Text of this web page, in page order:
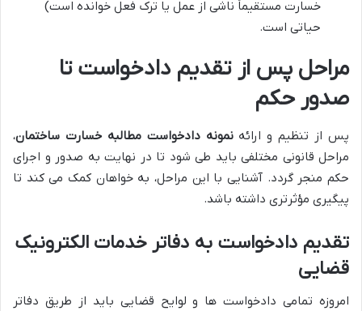
خسارت مستقیماً ناشی از عمل یا ترک فعل خوانده است)
حیاتی است.
مراحل پس از تقدیم دادخواست تا
صدور حکم
پس از تنظیم و ارائهنمونه دادخواست مطالبه خسارت ساختمان،
مراحل قانونی مختلفی باید طی شود تا در نهایت به صدور و اجرای
حکم منجر گردد. آشنایی با این مراحل، به خواهان کمک می کند تا
پیگیری مؤثرتری داشته باشد.
تقدیم دادخواست به دفاتر خدمات الکترونیک
قضایی
امروزه تمامی دادخواست ها و لوایح قضایی باید از طریق دفاتر